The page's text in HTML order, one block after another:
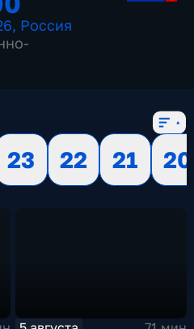
, Россия
23 22 21
20